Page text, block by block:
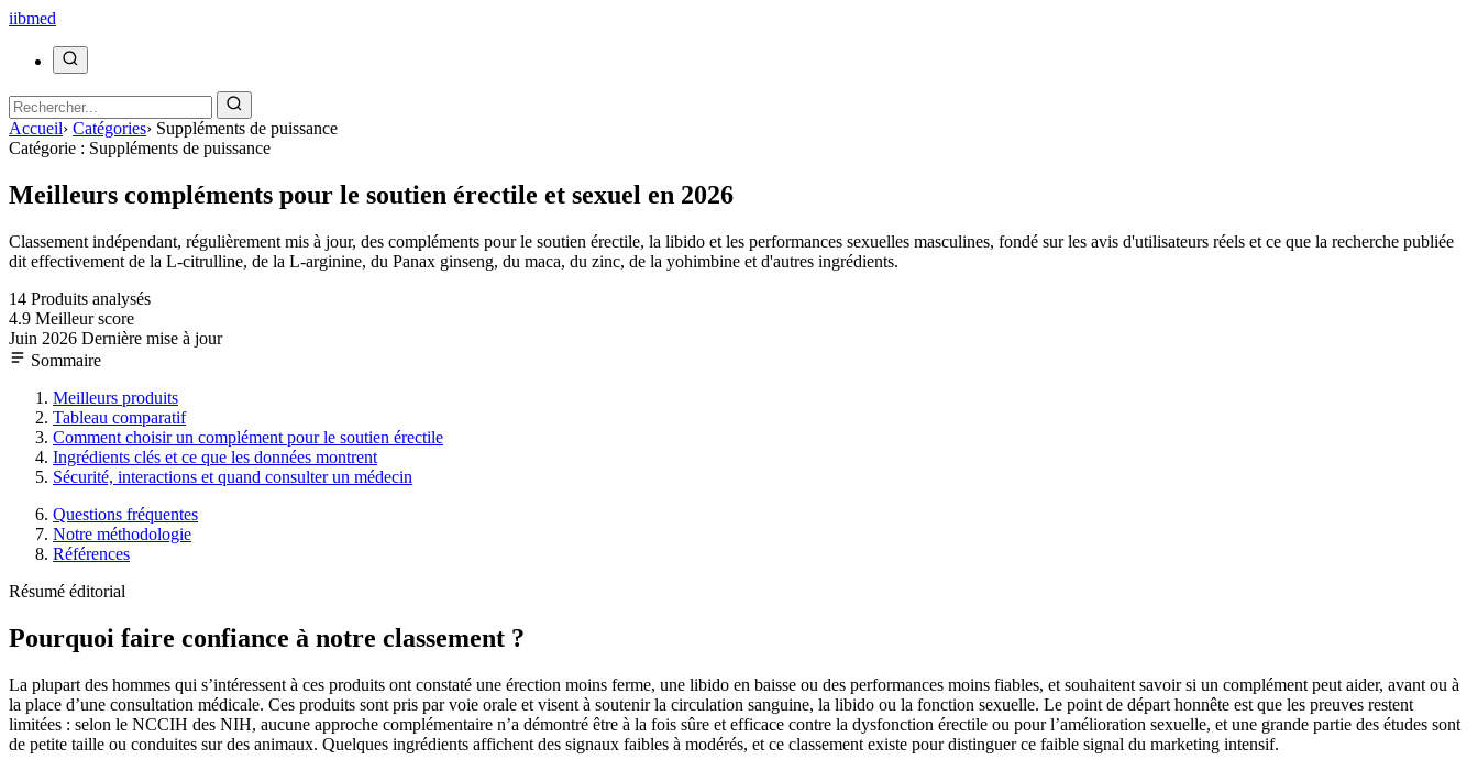
iibmed
Accueil› Catégories› Suppléments de puissance
Catégorie : Suppléments de puissance
Meilleurs compléments pour le soutien érectile et sexuel en 2026
Classement indépendant, régulièrement mis à jour, des compléments pour le soutien érectile, la libido et les performances sexuelles masculines, fondé sur les avis d'utilisateurs réels et ce que la recherche publiée
dit effectivement de la L-citrulline, de la L-arginine, du Panax ginseng, du maca, du zinc, de la yohimbine et d'autres ingrédients.
14 Produits analysés
4.9 Meilleur score
Juin 2026 Dernière mise à jour
Sommaire
Meilleurs produits
Tableau comparatif
Comment choisir un complément pour le soutien érectile
Ingrédients clés et ce que les données montrent
Sécurité, interactions et quand consulter un médecin
Questions fréquentes
Notre méthodologie
Références
Résumé éditorial
Pourquoi faire confiance à notre classement ?
La plupart des hommes qui s’intéressent à ces produits ont constaté une érection moins ferme, une libido en baisse ou des performances moins fiables, et souhaitent savoir si un complément peut aider, avant ou à
la place d’une consultation médicale. Ces produits sont pris par voie orale et visent à soutenir la circulation sanguine, la libido ou la fonction sexuelle. Le point de départ honnête est que les preuves restent
limitées : selon le NCCIH des NIH, aucune approche complémentaire n’a démontré être à la fois sûre et efficace contre la dysfonction érectile ou pour l’amélioration sexuelle, et une grande partie des études sont
de petite taille ou conduites sur des animaux. Quelques ingrédients affichent des signaux faibles à modérés, et ce classement existe pour distinguer ce faible signal du marketing intensif.